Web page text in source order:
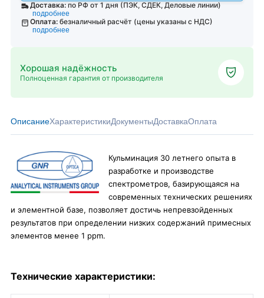
Доставка: по РФ от 1 дня (ПЭК, СДЕК, Деловые линии)
подробнее
Оплата: безналичный расчёт (цены указаны с НДС)
подробнее
Хорошая надёжность
Полноценная гарантия от производителя
ОписаниеХарактеристикиДокументыДоставкаОплата
Кульминация 30 летнего опыта в
разработке и производстве
спектрометров, базирующаяся на
современных технических решениях
и элементной базе, позволяет достичь непревзойденных
результатов при определении низких содержаний примесных
элементов менее 1 ppm.
Технические характеристики: